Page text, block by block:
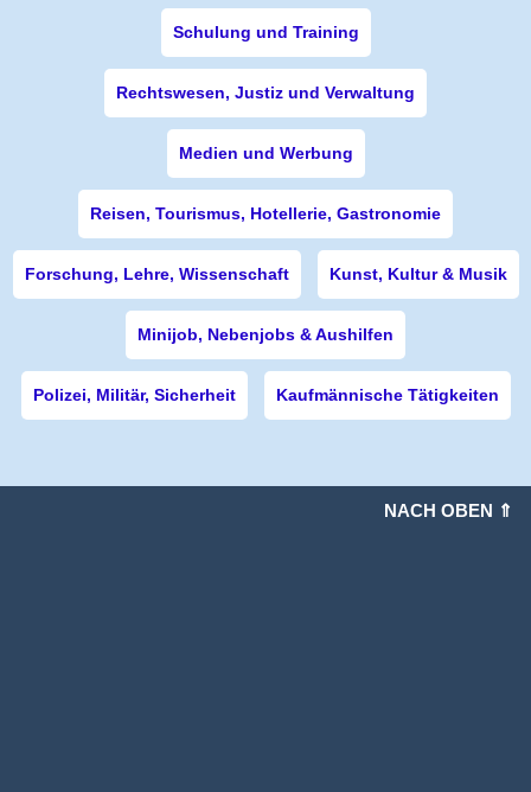
Schulung und Training
Rechtswesen, Justiz und Verwaltung
Medien und Werbung
Reisen, Tourismus, Hotellerie, Gastronomie
Forschung, Lehre, Wissenschaft Kunst, Kultur & Musik
Minijob, Nebenjobs & Aushilfen
Polizei, Militär, Sicherheit Kaufmännische Tätigkeiten
NACH OBEN ⇑